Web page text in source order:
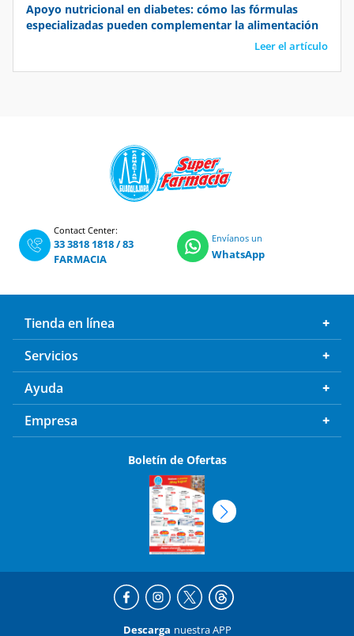
Apoyo nutricional en diabetes: cómo las fórmulas
especializadas pueden complementar la alimentación
Leer el artículo
Contact Center:
33 3818 1818/83
FARMACIA
Envíanos un
WhatsApp
Tienda en línea
Servicios
Ayuda
Empresa
Boletín de Ofertas
Descarga nuestra APP